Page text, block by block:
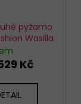
pyžamo
Wasilla
Kč